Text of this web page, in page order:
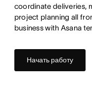
coordinate deliveries,
project planning all
business with Asana
Начать работу